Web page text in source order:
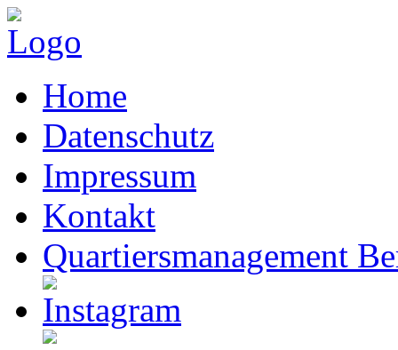
Home
Datenschutz
Impressum
Kontakt
Quartiersmanagement